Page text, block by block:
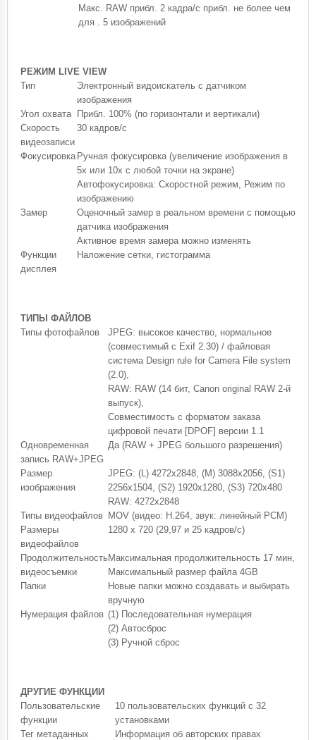
Макс. RAW прибл. 2 кадра/с прибл. не более чем
для . 5 изображений
РЕЖИМ LIVE VIEW
Тип
Электронный видоискатель с датчиком
изображения
Угол охвата
Прибл. 100% (по горизонтали и вертикали)
Скорость
видеозаписи
30 кадров/с
Фокусировка Ручная фокусировка (увеличение изображения в
5x или 10x с любой точки на экране)
Автофокусировка: Скоростной режим, Режим по
изображению
Замер
Оценочный замер в реальном времени с помощью
датчика изображения
Активное время замера можно изменять
Функции
дисплея
Наложение сетки, гистограмма
ТИПЫ ФАЙЛОВ
Типы фотофайлов
JPEG: высокое качество, нормальное
(совместимый с Exif 2.30) / файловая
система Design rule for Camera File system
(2.0),
RAW: RAW (14 бит, Canon original RAW 2-й
выпуск),
Совместимость с форматом заказа
цифровой печати [DPOF] версии 1.1
Одновременная
запись RAW+JPEG
Да (RAW + JPEG большого разрешения)
Размер
изображения
JPEG: (L) 4272x2848, (M) 3088x2056, (S1)
2256x1504, (S2) 1920x1280, (S3) 720x480
RAW: 4272x2848
Типы видеофайлов MOV (видео: H.264, звук: линейный PCM)
Размеры
видеофайлов
1280 x 720 (29,97 и 25 кадров/с)
Продолжительность
видеосъемки
Максимальная продолжительность 17 мин,
Максимальный размер файла 4GB
Папки
Новые папки можно создавать и выбирать
вручную
Нумерация файлов (1) Последовательная нумерация
(2) Автосброс
(3) Ручной сброс
ДРУГИЕ ФУНКЦИИ
Пользовательские
функции
10 пользовательских функций с 32
установками
Тег метаданных
Информация об авторских правах